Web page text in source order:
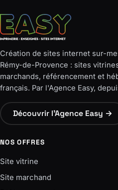
Création de sites internet sur-
Rémy-de-Provence : sites
marchands, référencement et
français. Par l'Agence Easy,
Découvrir l'Agence Easy →
NOS OFFRES
Site vitrine
Site marchand